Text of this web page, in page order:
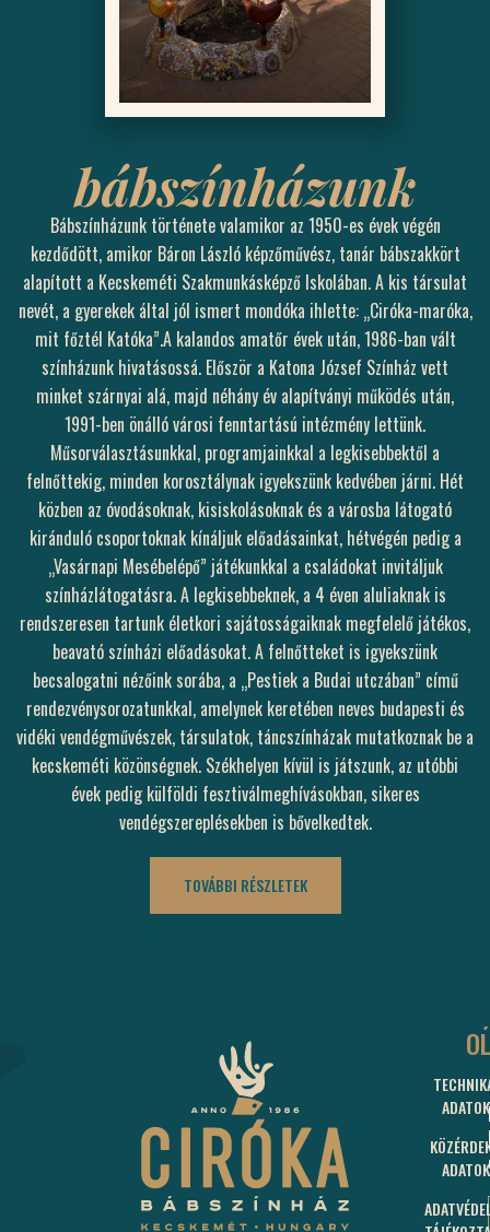
bábszínházunk
Bábszínházunk története valamikor az 1950-es évek végén
kezdődött, amikor Báron László képzőművész, tanár bábszakkört
alapított a Kecskeméti Szakmunkásképző Iskolában. A kis társulat
nevét, a gyerekek által jól ismert mondóka ihlette: „Ciróka-maróka,
mit főztél Katóka”.A kalandos amatőr évek után, 1986-ban vált
színházunk hivatásossá. Először a Katona József Színház vett
minket szárnyai alá, majd néhány év alapítványi működés után,
1991-ben önálló városi fenntartású intézmény lettünk.
Műsorválasztásunkkal, programjainkkal a legkisebbektől a
felnőttekig, minden korosztálynak igyekszünk kedvében járni. Hét
közben az óvodásoknak, kisiskolásoknak és a városba látogató
kiránduló csoportoknak kínáljuk előadásainkat, hétvégén pedig a
„Vasárnapi Mesébelépő” játékunkkal a családokat invitáljuk
színházlátogatásra. A legkisebbeknek, a 4 éven aluliaknak is
rendszeresen tartunk életkori sajátosságaiknak megfelelő játékos,
beavató színházi előadásokat. A felnőtteket is igyekszünk
becsalogatni nézőink sorába, a „Pestiek a Budai utczában” című
rendezvénysorozatunkkal, amelynek keretében neves budapesti és
vidéki vendégművészek, társulatok, táncszínházak mutatkoznak be a
kecskeméti közönségnek. Székhelyen kívül is játszunk, az utóbbi
évek pedig külföldi fesztiválmeghívásokban, sikeres
vendégszereplésekben is bővelkedtek.
TOVÁBBI RÉSZLETEK
U.
15.
ADATOK
ADATOK